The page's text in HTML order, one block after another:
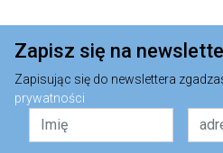
Zapisz się na
Zapisując się do newslettera
prywatności